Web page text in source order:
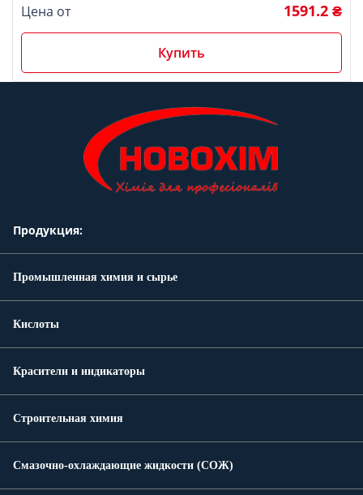
Цена от 1591.2 ₴
Купить
Продукция:
Промышленная химия и сырье
Кислоты
Красители и индикаторы
Строительная химия
Смазочно-охлаждающие жидкости (СОЖ)